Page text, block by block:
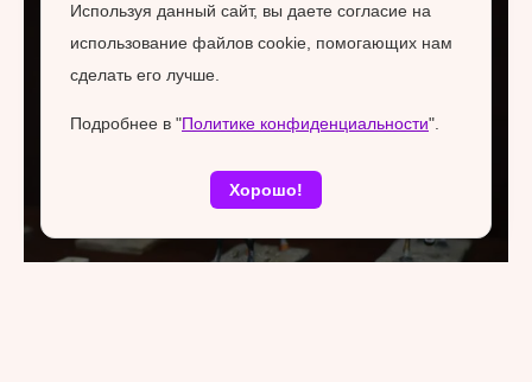
Используя данный сайт, вы даете согласие на
использование файлов cookie, помогающих нам
сделать его лучше.
Подробнее в "Политике конфиденциальности".
Хорошо!